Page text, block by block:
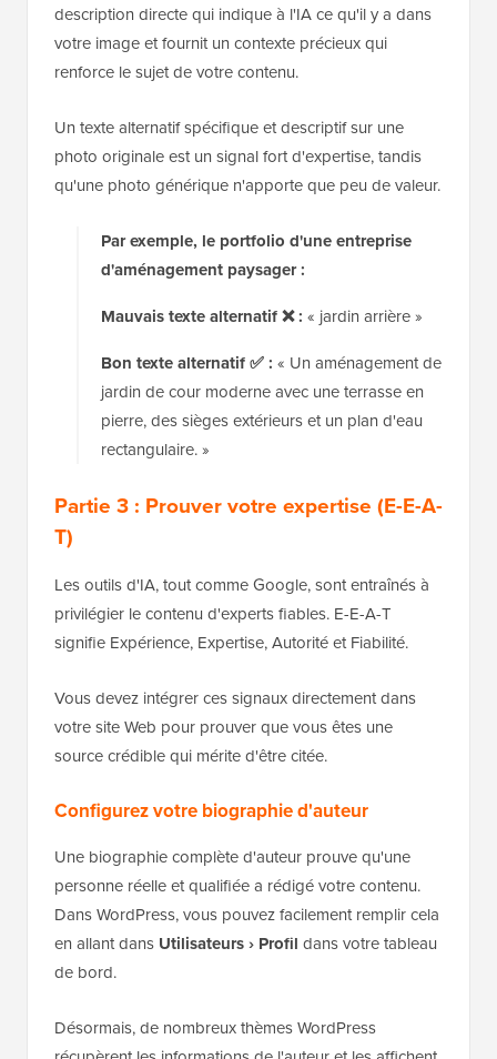
description directe qui indique à l'IA ce qu'il y a dans
votre image et fournit un contexte précieux qui
renforce le sujet de votre contenu.
Un texte alternatif spécifique et descriptif sur une
photo originale est un signal fort d'expertise, tandis
qu'une photo générique n'apporte que peu de valeur.
Par exemple, le portfolio d'une entreprise
d'aménagement paysager :
Mauvais texte alternatif ❌ : « jardin arrière »
Bon texte alternatif ✅ : « Un aménagement de
jardin de cour moderne avec une terrasse en
pierre, des sièges extérieurs et un plan d'eau
rectangulaire. »
Partie 3 : Prouver votre expertise (E-E-A-
T)
Les outils d'IA, tout comme Google, sont entraînés à
privilégier le contenu d'experts fiables. E-E-A-T
signifie Expérience, Expertise, Autorité et Fiabilité.
Vous devez intégrer ces signaux directement dans
votre site Web pour prouver que vous êtes une
source crédible qui mérite d'être citée.
Configurez votre biographie d'auteur
Une biographie complète d'auteur prouve qu'une
personne réelle et qualifiée a rédigé votre contenu.
Dans WordPress, vous pouvez facilement remplir cela
en allant dans Utilisateurs › Profil dans votre tableau
de bord.
Désormais, de nombreux thèmes WordPress